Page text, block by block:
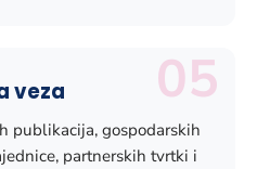
05
veza
publikacija, gospodarskih
partnerskih tvrtki i